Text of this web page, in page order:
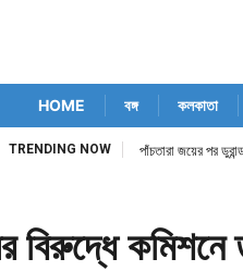
HOME বঙ্গ কলকাতা
TRENDING NOW পাঁচতারা জয়ের পর
বিরুদ্ধে